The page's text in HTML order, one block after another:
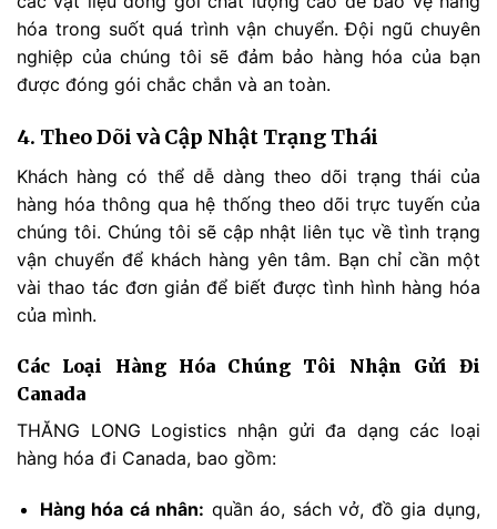
hóa trong suốt quá trình vận chuyển. Đội ngũ chuyên
nghiệp của chúng tôi sẽ đảm bảo hàng hóa của bạn
được đóng gói chắc chắn và an toàn.
4. Theo Dõi và Cập Nhật Trạng Thái
Khách hàng có thể dễ dàng theo dõi trạng thái của
hàng hóa thông qua hệ thống theo dõi trực tuyến của
chúng tôi. Chúng tôi sẽ cập nhật liên tục về tình trạng
vận chuyển để khách hàng yên tâm. Bạn chỉ cần một
vài thao tác đơn giản để biết được tình hình hàng hóa
của mình.
Các Loại Hàng Hóa Chúng Tôi Nhận Gửi Đi
Canada
THĂNG LONG Logistics nhận gửi đa dạng các loại
hàng hóa đi Canada, bao gồm:
Hàng hóa cá nhân: quần áo, sách vở, đồ gia dụng,